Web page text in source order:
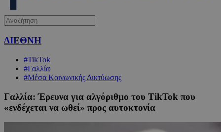
ΔΙΕΘΝΗ
#TikTok
#Γαλλία
#Μέσα Κοινωνικής Δικτύωσης
Γαλλία: Έρευνα για αλγόριθμο του TikTok που
«ενδέχεται να ωθεί» προς αυτοκτονία